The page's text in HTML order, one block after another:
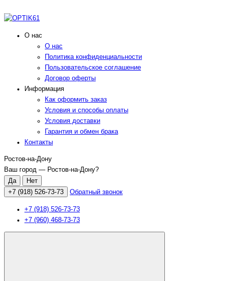
О нас
О нас
Политика конфиденциальности
Пользовательское соглашение
Договор оферты
Информация
Как оформить заказ
Условия и способы оплаты
Условия доставки
Гарантия и обмен брака
Контакты
Ростов-на-Дону
Ваш город — Ростов-на-Дону?
+7 (918) 526-73-73 Обратный звонок
+7 (918) 526-73-73
+7 (960) 468-73-73